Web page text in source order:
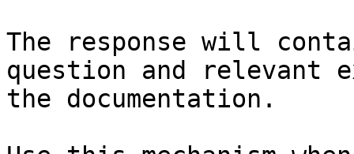
The response will
question and relevant
the documentation.